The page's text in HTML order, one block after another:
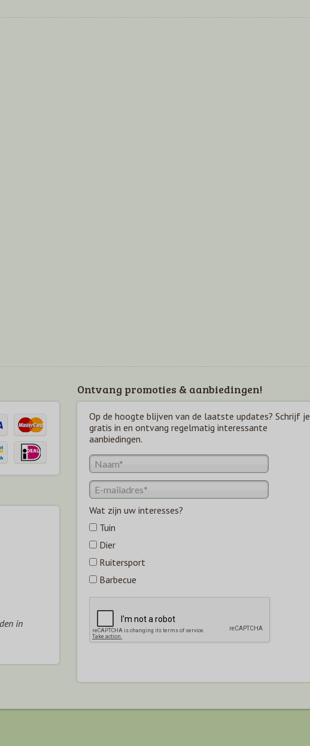
Ontvang promoties & aanbiedingen!
Op de hoogte blijven van de laatste updates? Schrijf je
gratis in en ontvang regelmatig interessante
aanbiedingen.
Wat zijn uw interesses?
Tuin
Dier
Ruitersport
Barbecue
in